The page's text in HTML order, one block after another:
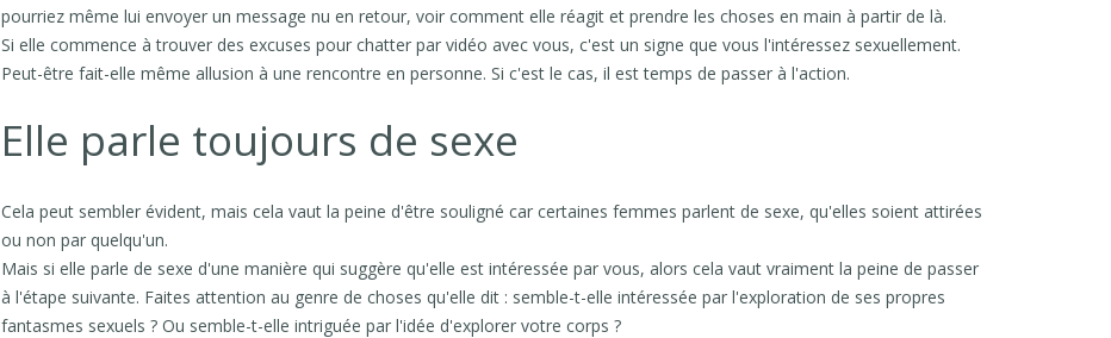
pourriez même lui envoyer un message nu en retour, voir comment elle réagit et prendre les choses en main à partir de là.
Si elle commence à trouver des excuses pour chatter par vidéo avec vous, c'est un signe que vous l'intéressez sexuellement.
Peut-être fait-elle même allusion à une rencontre en personne. Si c'est le cas, il est temps de passer à l'action.
Elle parle toujours de sexe
Cela peut sembler évident, mais cela vaut la peine d'être souligné car certaines femmes parlent de sexe, qu'elles soient attirées
ou non par quelqu'un.
Mais si elle parle de sexe d'une manière qui suggère qu'elle est intéressée par vous, alors cela vaut vraiment la peine de passer
à l'étape suivante. Faites attention au genre de choses qu'elle dit : semble-t-elle intéressée par l'exploration de ses propres
fantasmes sexuels ? Ou semble-t-elle intriguée par l'idée d'explorer votre corps ?